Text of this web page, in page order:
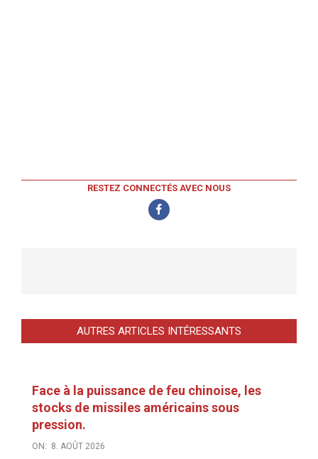
RESTEZ CONNECTÉS AVEC NOUS
AUTRES ARTICLES INTÉRESSANTS
Face à la puissance de feu chinoise, les
stocks de missiles américains sous
pression.
ON: 8. AOÛT 2026